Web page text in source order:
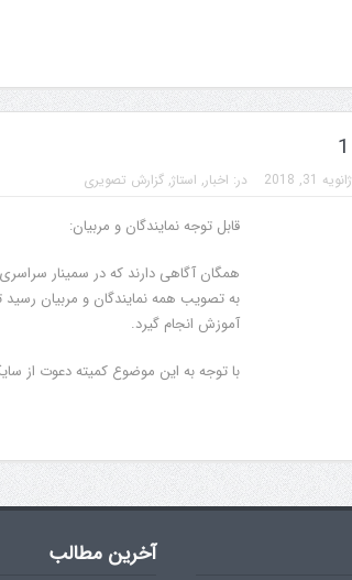
ژانویه 31, 2018 در: اخبار, استاژ,گزارش تصویری
قابل توجه نمایندگان و مربیان:
به تصویب همه نمایندگان و مربیان رسید
آموزش انجام گیرد.
با توجه به این موضوع کمیته دعوت از
سمینار افزایش جوایز قهرمانی
آخرین مطالب